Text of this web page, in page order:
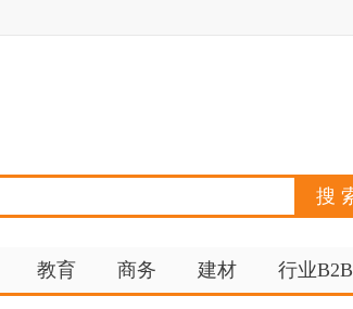
教育 商务 建材 行业B2B